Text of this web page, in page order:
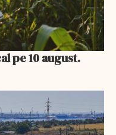
pe 10 august.